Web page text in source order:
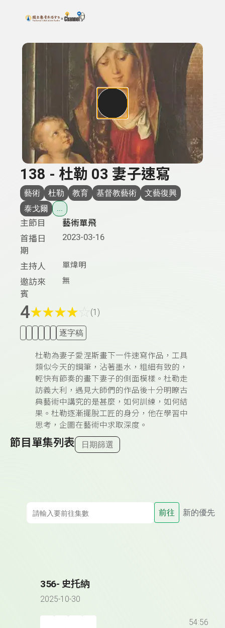
上方功能區塊
搜尋關鍵字：可輸入節目名稱、主持人或關鍵字
138 - 杜勒 03 妻子速寫
藝術 杜勒 教育 基督教藝術
文藝復興
泰戈爾
...
主節目
藝術單飛
首播日
期
2023-03-16
主持人 單煒明
邀訪來
賓
無
4★★★★ (1)
逐字稿
杜勒為妻子愛涅斯畫下一件速寫作品，工具
類似今天的鋼筆，沾著墨水，粗細有致的，
輕快有節奏的畫下妻子的側面模樣。杜勒走
訪義大利，遇見大師們的作品後十分明瞭古
典藝術中講究的是甚麼，如何訓練，如何結
果。杜勒逐漸擺脫工匠的身分，他在學習中
思考，企圖在藝術中求取深度。
節目單集列表 日期篩選
前往 新的優先
356- 史托納
2025-10-30
54:56